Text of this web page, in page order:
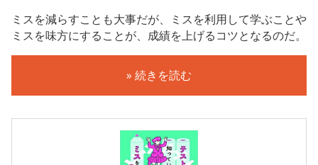
ミスを減らすことも大事だが、ミスを利用して学ぶことや
ミスを味方にすることが、成績を上げるコツとなるのだ。
» 続きを読む